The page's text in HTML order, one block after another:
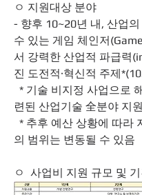
ㅇ 지원대상 분야
- 향후 10~20년 내, 산업
수 있는 게임 체인저
서 강력한 산업적 파급력
진 도전적·혁신적 주제
* 기술 비지정 사업으로
련된 산업기술 全분야 지
* 추후 예산 상황에 따라
의 범위는 변동될 수 있음
ㅇ  사업비 지원 규모 및